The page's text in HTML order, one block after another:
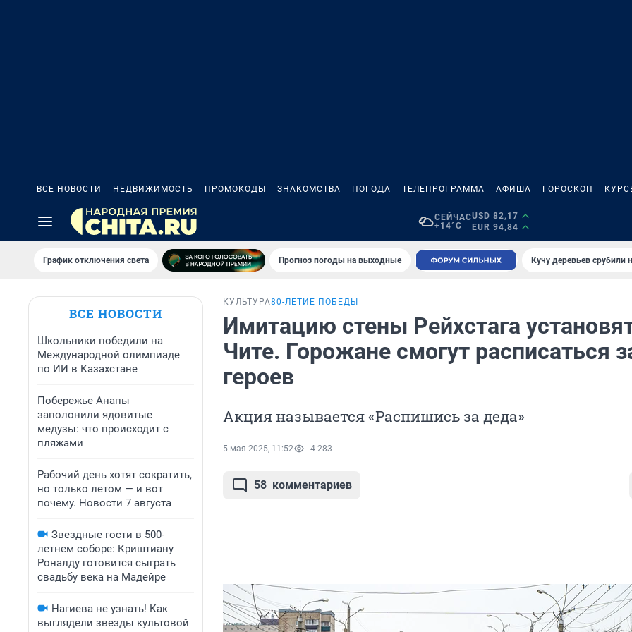
ВСЕ НОВОСТИ НЕДВИЖИМОСТЬ ПРОМОКОДЫ ЗНАКОМСТВА ПОГОДА ТЕЛЕПРОГРАММА АФИША ГОРОСКОП
СЕЙЧАС
+14°C
USD 82,17
EUR 94,84
График отключения света Прогноз погоды на выходные Кучу деревьев срубили
ВСЕ НОВОСТИ
Школьники победили на
Международной олимпиаде
по ИИ в Казахстане
Побережье Анапы
заполонили ядовитые
медузы: что происходит с
пляжами
Рабочий день хотят сократить,
но только летом — и вот
почему. Новости 7 августа
Звездные гости в 500-
летнем соборе: Криштиану
Роналду готовится сыграть
свадьбу века на Мадейре
Нагиева не узнать! Как
выглядели звезды культовой
КУЛЬТУРА80-ЛЕТИЕ ПОБЕДЫ
Имитацию стены Рейхстага
Чите. Горожане смогут расписаться
героев
Акция называется «Распишись за деда»
5 мая 2025, 11:52 4 283
58 комментариев